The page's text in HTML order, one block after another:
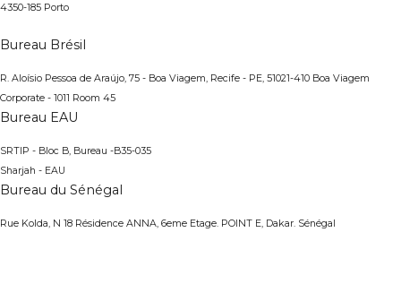
4350-185 Porto
Bureau Brésil
R. Aloísio Pessoa de Araújo, 75 - Boa Viagem, Recife - PE, 51021-410 Boa Viagem
Corporate - 1011 Room 45
Bureau EAU
SRTIP - Bloc B, Bureau -B35-035
Sharjah - EAU
Bureau du Sénégal
Rue Kolda, N 18 Résidence ANNA, 6eme Etage. POINT E, Dakar. Sénégal